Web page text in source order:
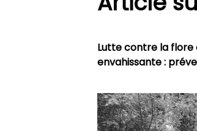
Lutte contre la flore
envahissante :